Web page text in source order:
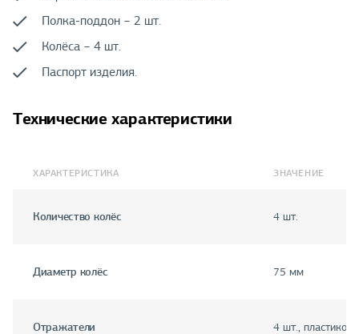
Полка-поддон − 2 шт.
Колёса − 4 шт.
Паспорт изделия.
Технические характеристики
ХАРАКТЕРИСТИКА ЗНАЧЕНИЕ
Количество колёс 4 шт.
Диаметр колёс 75 мм
Отражатели 4 шт.,